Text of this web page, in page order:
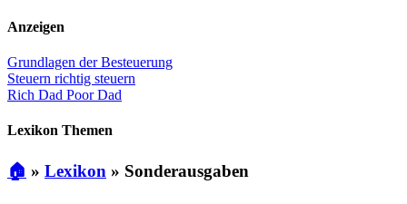
Anzeigen
Grundlagen der Besteuerung
Steuern richtig steuern
Rich Dad Poor Dad
Lexikon Themen
🏠 » Lexikon » Sonderausgaben